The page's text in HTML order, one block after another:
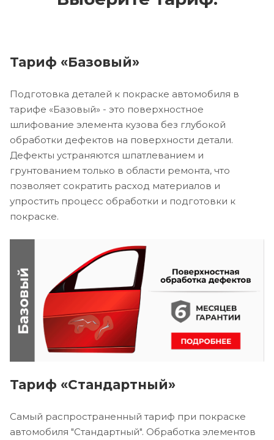
Тариф «Базовый»
Подготовка деталей к покраске автомобиля в
тарифе «Базовый» - это поверхностное
шлифование элемента кузова без глубокой
обработки дефектов на поверхности детали.
Дефекты устраняются шпатлеванием и
грунтованием только в области ремонта, что
позволяет сократить расход материалов и
упростить процесс обработки и подготовки к
покраске.
Тариф «Стандартный»
Самый распространенный тариф при покраске
автомобиля "Стандартный". Обработка элементов